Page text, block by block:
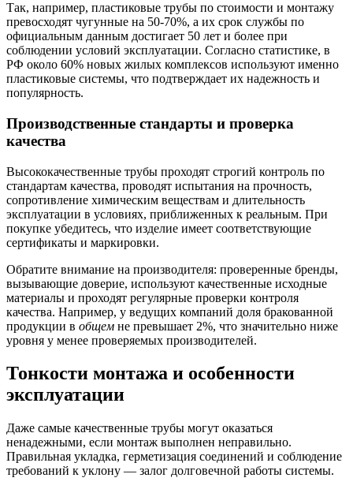
Так, например, пластиковые трубы по стоимости и монтажу
превосходят чугунные на 50-70%, а их срок службы по
официальным данным достигает 50 лет и более при
соблюдении условий эксплуатации. Согласно статистике, в
РФ около 60% новых жилых комплексов используют именно
пластиковые системы, что подтверждает их надежность и
популярность.
Производственные стандарты и проверка
качества
Высококачественные трубы проходят строгий контроль по
стандартам качества, проводят испытания на прочность,
сопротивление химическим веществам и длительность
эксплуатации в условиях, приближенных к реальным. При
покупке убедитесь, что изделие имеет соответствующие
сертификаты и маркировки.
Обратите внимание на производителя: проверенные бренды,
вызывающие доверие, используют качественные исходные
материалы и проходят регулярные проверки контроля
качества. Например, у ведущих компаний доля бракованной
продукции в общем не превышает 2%, что значительно ниже
уровня у менее проверяемых производителей.
Тонкости монтажа и особенности
эксплуатации
Даже самые качественные трубы могут оказаться
ненадежными, если монтаж выполнен неправильно.
Правильная укладка, герметизация соединений и соблюдение
требований к уклону — залог долговечной работы системы.